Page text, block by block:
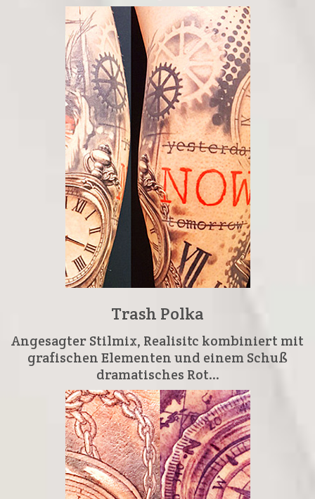
Trash Polka
Angesagter Stilmix, Realisitc kombiniert mit
grafischen Elementen und einem Schuß
dramatisches Rot...